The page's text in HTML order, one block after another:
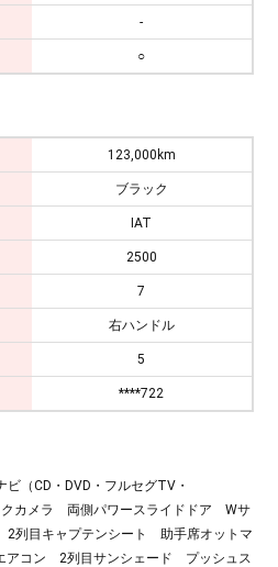
-
○
123,000km
ブラック
IAT
2500
7
右ハンドル
5
****722
（CD・DVD・フルセグTV・
カメラ 両側パワースライドドア Wサ
列目キャプテンシート 助手席オットマ
コン 2列目サンシェード プッシュス